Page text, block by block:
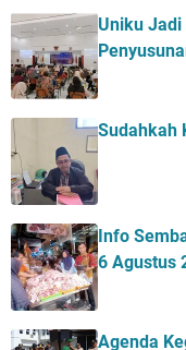
Uniku Jadi
Sudahkah
Info
6 Agustus
Agenda